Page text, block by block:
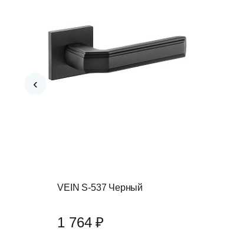
VEIN S-537 Черный
1 764 ₽
‹